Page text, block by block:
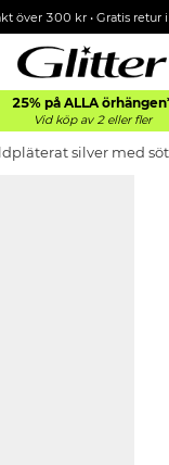
över 300 kr• Gratis retur
25% på ALLA
Vid köp av 2 eller fler
silver med